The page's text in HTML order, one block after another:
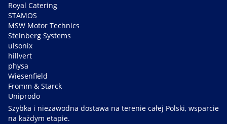
Royal Catering
STAMOS
MSW Motor Technics
Steinberg Systems
ulsonix
hillvert
physa
Wiesenfield
Fromm & Starck
Uniprodo
Szybka i niezawodna dostawa na terenie całej Polski, wsparcie
na każdym etapie.